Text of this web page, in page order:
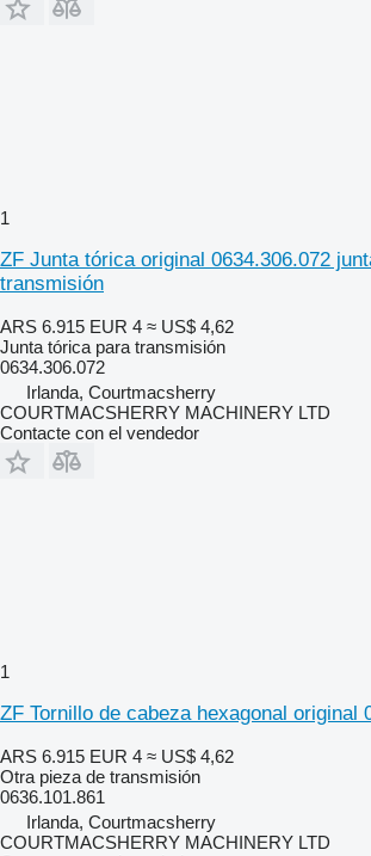
1
ZF Junta tórica original 0634.306.072
transmisión
ARS 6.915 EUR 4 ≈ US$ 4,62
Junta tórica para transmisión
0634.306.072
Irlanda, Courtmacsherry
COURTMACSHERRY MACHINERY LTD
Contacte con el vendedor
1
ZF Tornillo de cabeza hexagonal original
ARS 6.915 EUR 4 ≈ US$ 4,62
Otra pieza de transmisión
0636.101.861
Irlanda, Courtmacsherry
COURTMACSHERRY MACHINERY LTD